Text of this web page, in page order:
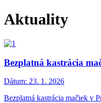
Aktuality
Bezplatná kastrácia
Dátum: 23. 1. 2026
Bezplatná kastrácia mačiek v